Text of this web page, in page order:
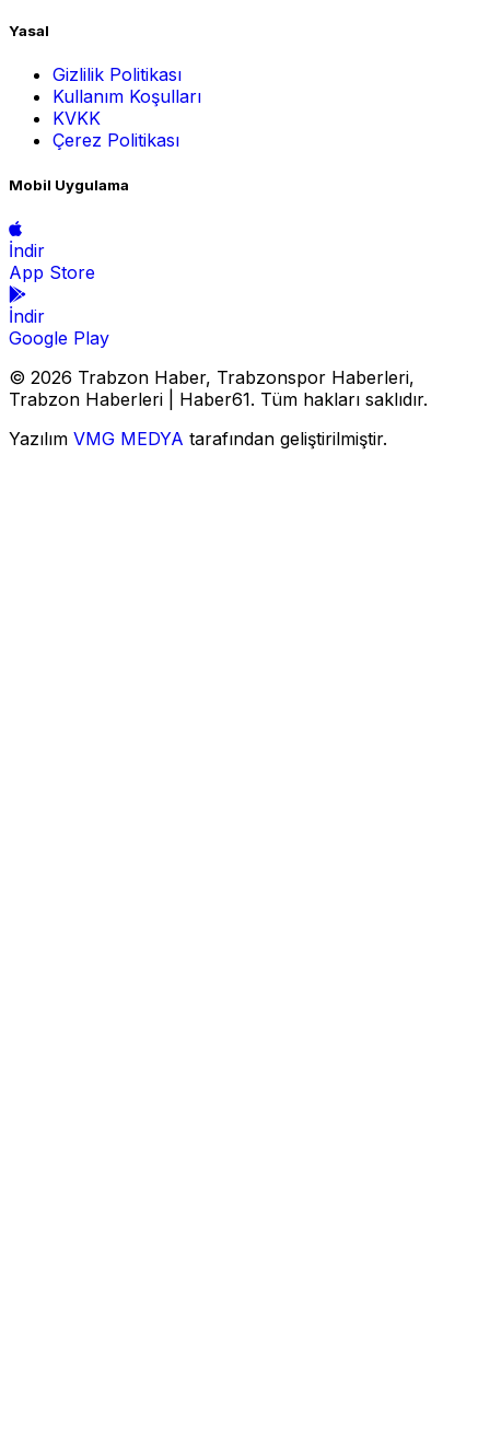
Yasal
Gizlilik Politikası
Kullanım Koşulları
KVKK
Çerez Politikası
Mobil Uygulama
İndir
App Store
İndir
Google Play
© 2026 Trabzon Haber, Trabzonspor Haberleri,
Trabzon Haberleri | Haber61. Tüm hakları saklıdır.
Yazılım VMG MEDYA tarafından geliştirilmiştir.